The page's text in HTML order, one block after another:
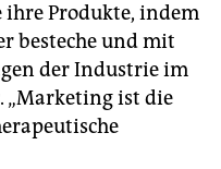
Produkte, indem
besteche und mit
der Industrie im
„Marketing ist die